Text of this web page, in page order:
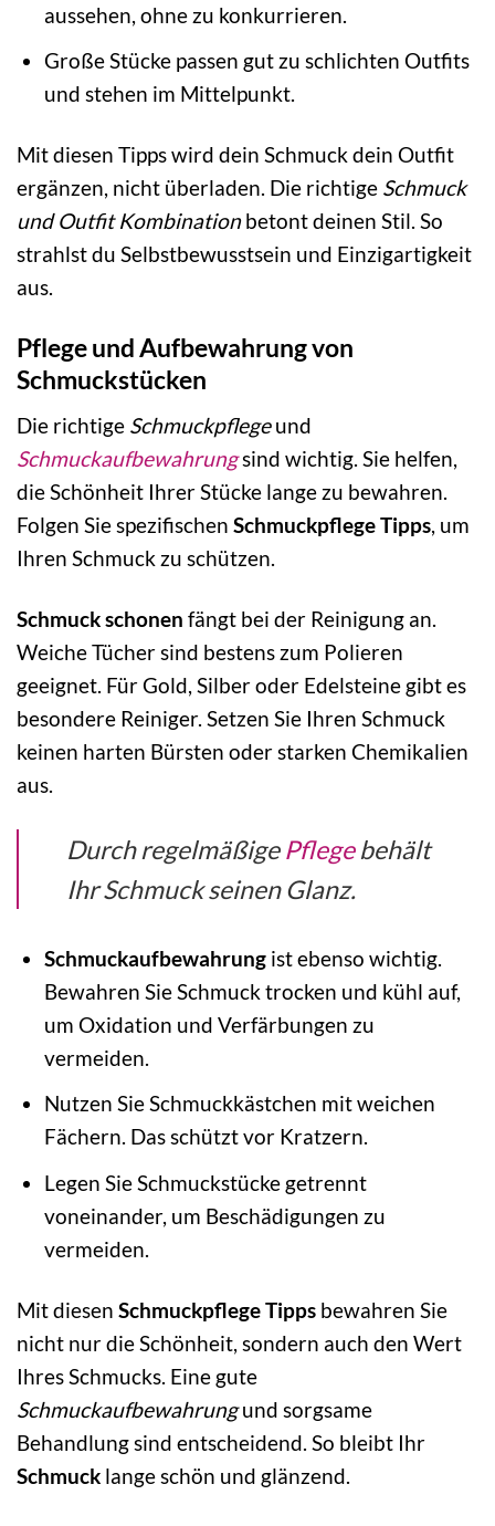
aussehen, ohne zu konkurrieren.
Große Stücke passen gut zu schlichten Outfits
und stehen im Mittelpunkt.
Mit diesen Tipps wird dein Schmuck dein Outfit
ergänzen, nicht überladen. Die richtige Schmuck
und Outfit Kombinationbetont deinen Stil. So
strahlst du Selbstbewusstsein und Einzigartigkeit
aus.
Pflege und Aufbewahrung von
Schmuckstücken
Die richtige Schmuckpflegeund
Schmuckaufbewahrungsind wichtig. Sie helfen,
die Schönheit Ihrer Stücke lange zu bewahren.
Folgen Sie spezifischen Schmuckpflege Tipps, um
Ihren Schmuck zu schützen.
Schmuck schonen fängt bei der Reinigung an.
Weiche Tücher sind bestens zum Polieren
geeignet. Für Gold, Silber oder Edelsteine gibt es
besondere Reiniger. Setzen Sie Ihren Schmuck
keinen harten Bürsten oder starken Chemikalien
aus.
Durch regelmäßigePflegebehält
Ihr Schmuck seinen Glanz.
Schmuckaufbewahrungist ebenso wichtig.
Bewahren Sie Schmuck trocken und kühl auf,
um Oxidation und Verfärbungen zu
vermeiden.
Nutzen Sie Schmuckkästchen mit weichen
Fächern. Das schützt vor Kratzern.
Legen Sie Schmuckstücke getrennt
voneinander, um Beschädigungen zu
vermeiden.
Mit diesen Schmuckpflege Tipps bewahren Sie
nicht nur die Schönheit, sondern auch den Wert
Ihres Schmucks. Eine gute
Schmuckaufbewahrungund sorgsame
Behandlung sind entscheidend. So bleibt Ihr
Schmuck lange schön und glänzend.